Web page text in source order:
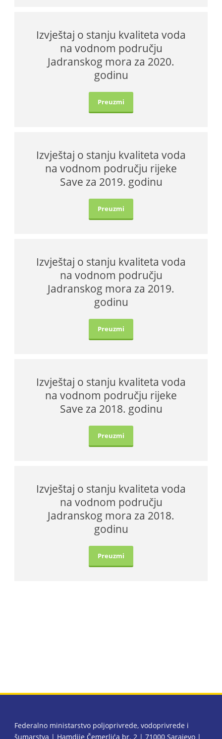
Izvještaj o stanju kvaliteta voda
na vodnom području
Jadranskog mora za 2020.
godinu
Preuzmi
Izvještaj o stanju kvaliteta voda
na vodnom području rijeke
Save za 2019. godinu
Preuzmi
Izvještaj o stanju kvaliteta voda
na vodnom području
Jadranskog mora za 2019.
godinu
Preuzmi
Izvještaj o stanju kvaliteta voda
na vodnom području rijeke
Save za 2018. godinu
Preuzmi
Izvještaj o stanju kvaliteta voda
na vodnom području
Jadranskog mora za 2018.
godinu
Preuzmi
Federalno ministarstvo poljoprivrede, vodoprivrede i
šumarstva | Hamdije Čemerlića br. 2 | 71000 Sarajevo |